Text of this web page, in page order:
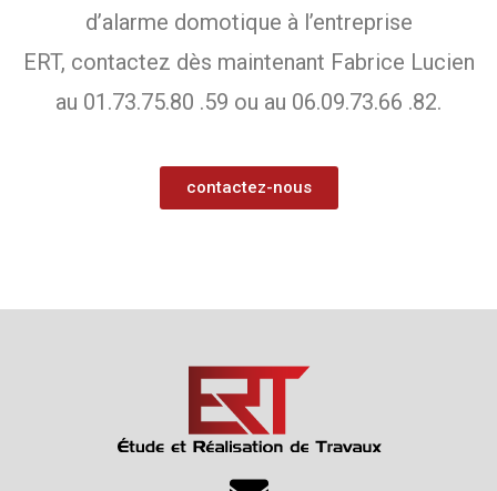
d’alarme domotique à l’entreprise
ERT, contactez dès maintenant Fabrice Lucien
au 01.73.75.80 .59 ou au 06.09.73.66 .82.
contactez-nous